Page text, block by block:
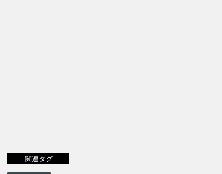
関連タグ